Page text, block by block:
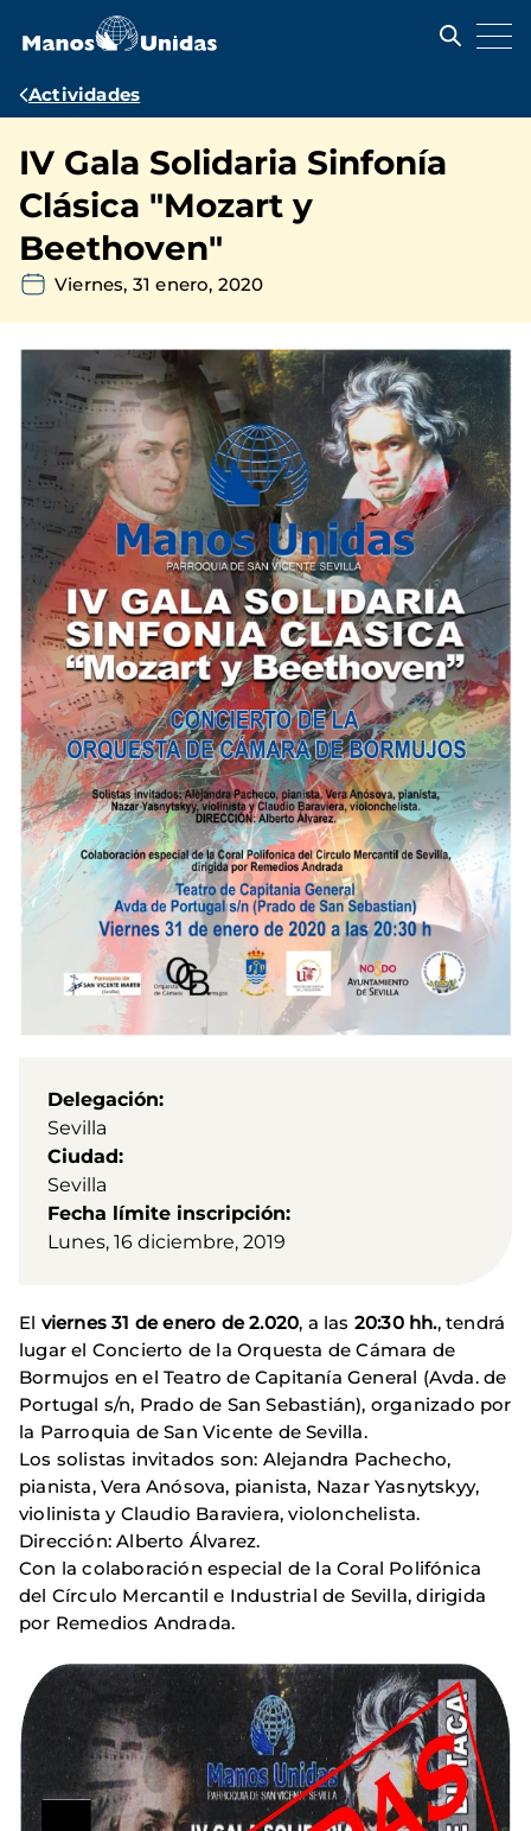
contenido
Ruta
navegación
Actividades
IV Gala Solidaria Sinfonía
Clásica "Mozart y
Beethoven"
Viernes, 31 enero, 2020
Delegación
Sevilla
Ciudad
Sevilla
Fecha límite inscripción
Lunes, 16 diciembre, 2019
El viernes 31 de enero de 2.020, a las 20:30 hh., tendrá
lugar el Concierto de la Orquesta de Cámara de
Bormujos en el Teatro de Capitanía General (Avda. de
Portugal s/n, Prado de San Sebastián), organizado por
la Parroquia de San Vicente de Sevilla.
Los solistas invitados son: Alejandra Pachecho,
pianista, Vera Anósova, pianista, Nazar Yasnytskyy,
violinista y Claudio Baraviera, violonchelista.
Dirección: Alberto Álvarez.
Con la colaboración especial de la Coral Polifónica
del Círculo Mercantil e Industrial de Sevilla, dirigida
por Remedios Andrada.